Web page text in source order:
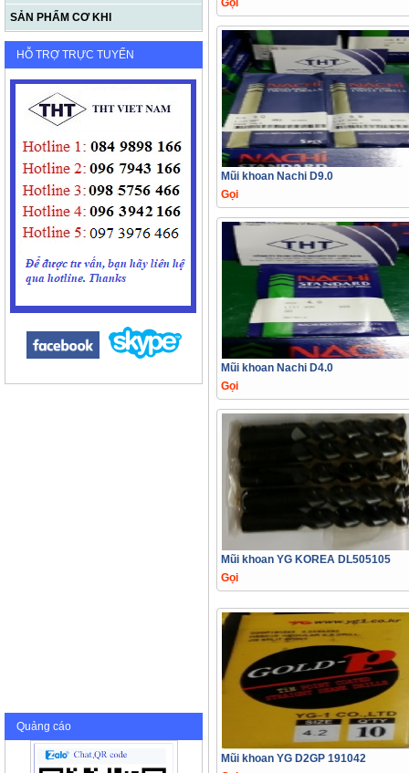
SẢN PHẨM CƠ KHI
HỖ TRỢ TRỰC TUYẾN
Quảng cáo
Gọi
Mũi khoan Nachi D9.0
Gọi
Mũi khoan Nachi D4.0
Gọi
Mũi khoan YG KOREA DL505105
Gọi
Mũi khoan YG D2GP 191042